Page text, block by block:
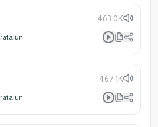
463.0K
467.1K